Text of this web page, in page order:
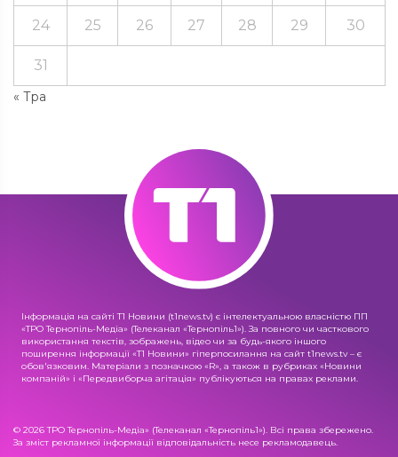
« Тра
24 25 26 27 28 29 30
31
Інформація на сайті Т1 Новини (t1news.tv) є інтелектуальною власністю ПП
«ТРО Тернопіль-Медіа» (Телеканал «Тернопіль1»). За повного чи часткового
використання текстів, зображень, відео чи за будь-якого іншого
поширення інформації «Т1 Новини» гіперпосилання на сайт t1news.tv – є
обов'язковим. Матеріали з позначкою «R», а також в рубриках «Новини
компаній» і «Передвиборча агітація» публікуються на правах реклами.
© 2026 ТРО Тернопіль-Медіа» (Телеканал «Тернопіль1»). Всі права збережено.
За зміст рекламної інформації відповідальність несе рекламодавець.